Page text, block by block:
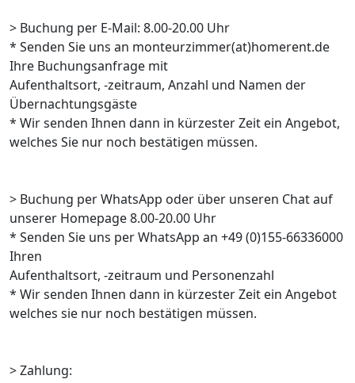
> Buchung per E-Mail: 8.00-20.00 Uhr
* Senden Sie uns an monteurzimmer(at)homerent.de
Ihre Buchungsanfrage mit
Aufenthaltsort, -zeitraum, Anzahl und Namen der
Übernachtungsgäste
* Wir senden Ihnen dann in kürzester Zeit ein Angebot,
welches Sie nur noch bestätigen müssen.
> Buchung per WhatsApp oder über unseren Chat auf
unserer Homepage 8.00-20.00 Uhr
* Senden Sie uns per WhatsApp an +49 (0)155-66336000
Ihren
Aufenthaltsort, -zeitraum und Personenzahl
* Wir senden Ihnen dann in kürzester Zeit ein Angebot
welches sie nur noch bestätigen müssen.
> Zahlung: